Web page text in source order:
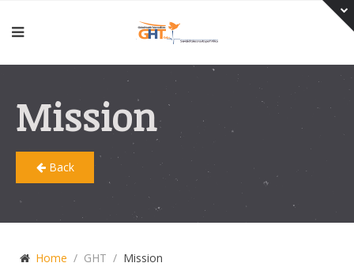
Mission
Back
Home GHT Mission